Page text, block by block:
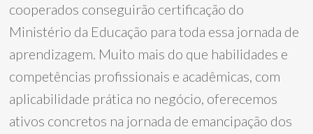
cooperados conseguirão certificação do
Ministério da Educação para toda essa jornada de
aprendizagem. Muito mais do que habilidades e
competências profissionais e acadêmicas, com
aplicabilidade prática no negócio, oferecemos
ativos concretos na jornada de emancipação dos